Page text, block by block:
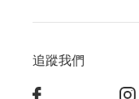
追蹤我們